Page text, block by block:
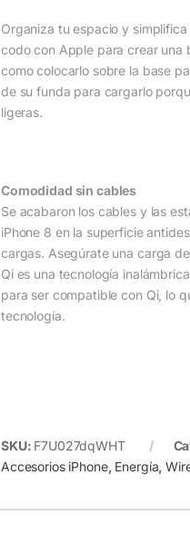
Organiza tu espacio y
codo con Apple para crear una
como colocarlo sobre la base
de su funda para cargarlo
ligeras.
Comodidad sin cables
Se acabaron los cables y las
iPhone 8 en la superficie
cargas. Asegúrate una carga
Qi es una tecnología
para ser compatible con Qi, lo
tecnología.
SKU: F7U027dqWHT
Accesorios iPhone, Energía,